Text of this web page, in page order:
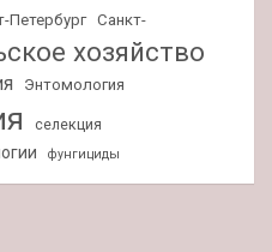
Петербург Санкт-
хозяйство
Энтомология
селекция
фунгициды